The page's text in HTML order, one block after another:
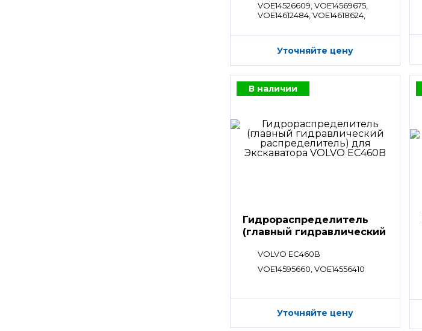
VOE14526609, VOE14569675,
VOE14612484, VOE14618624,
Уточняйте цену
В наличии
Гидрораспределитель
(главный гидравлический
VOLVO EC460B
VOE14595660, VOE14556410
Уточняйте цену